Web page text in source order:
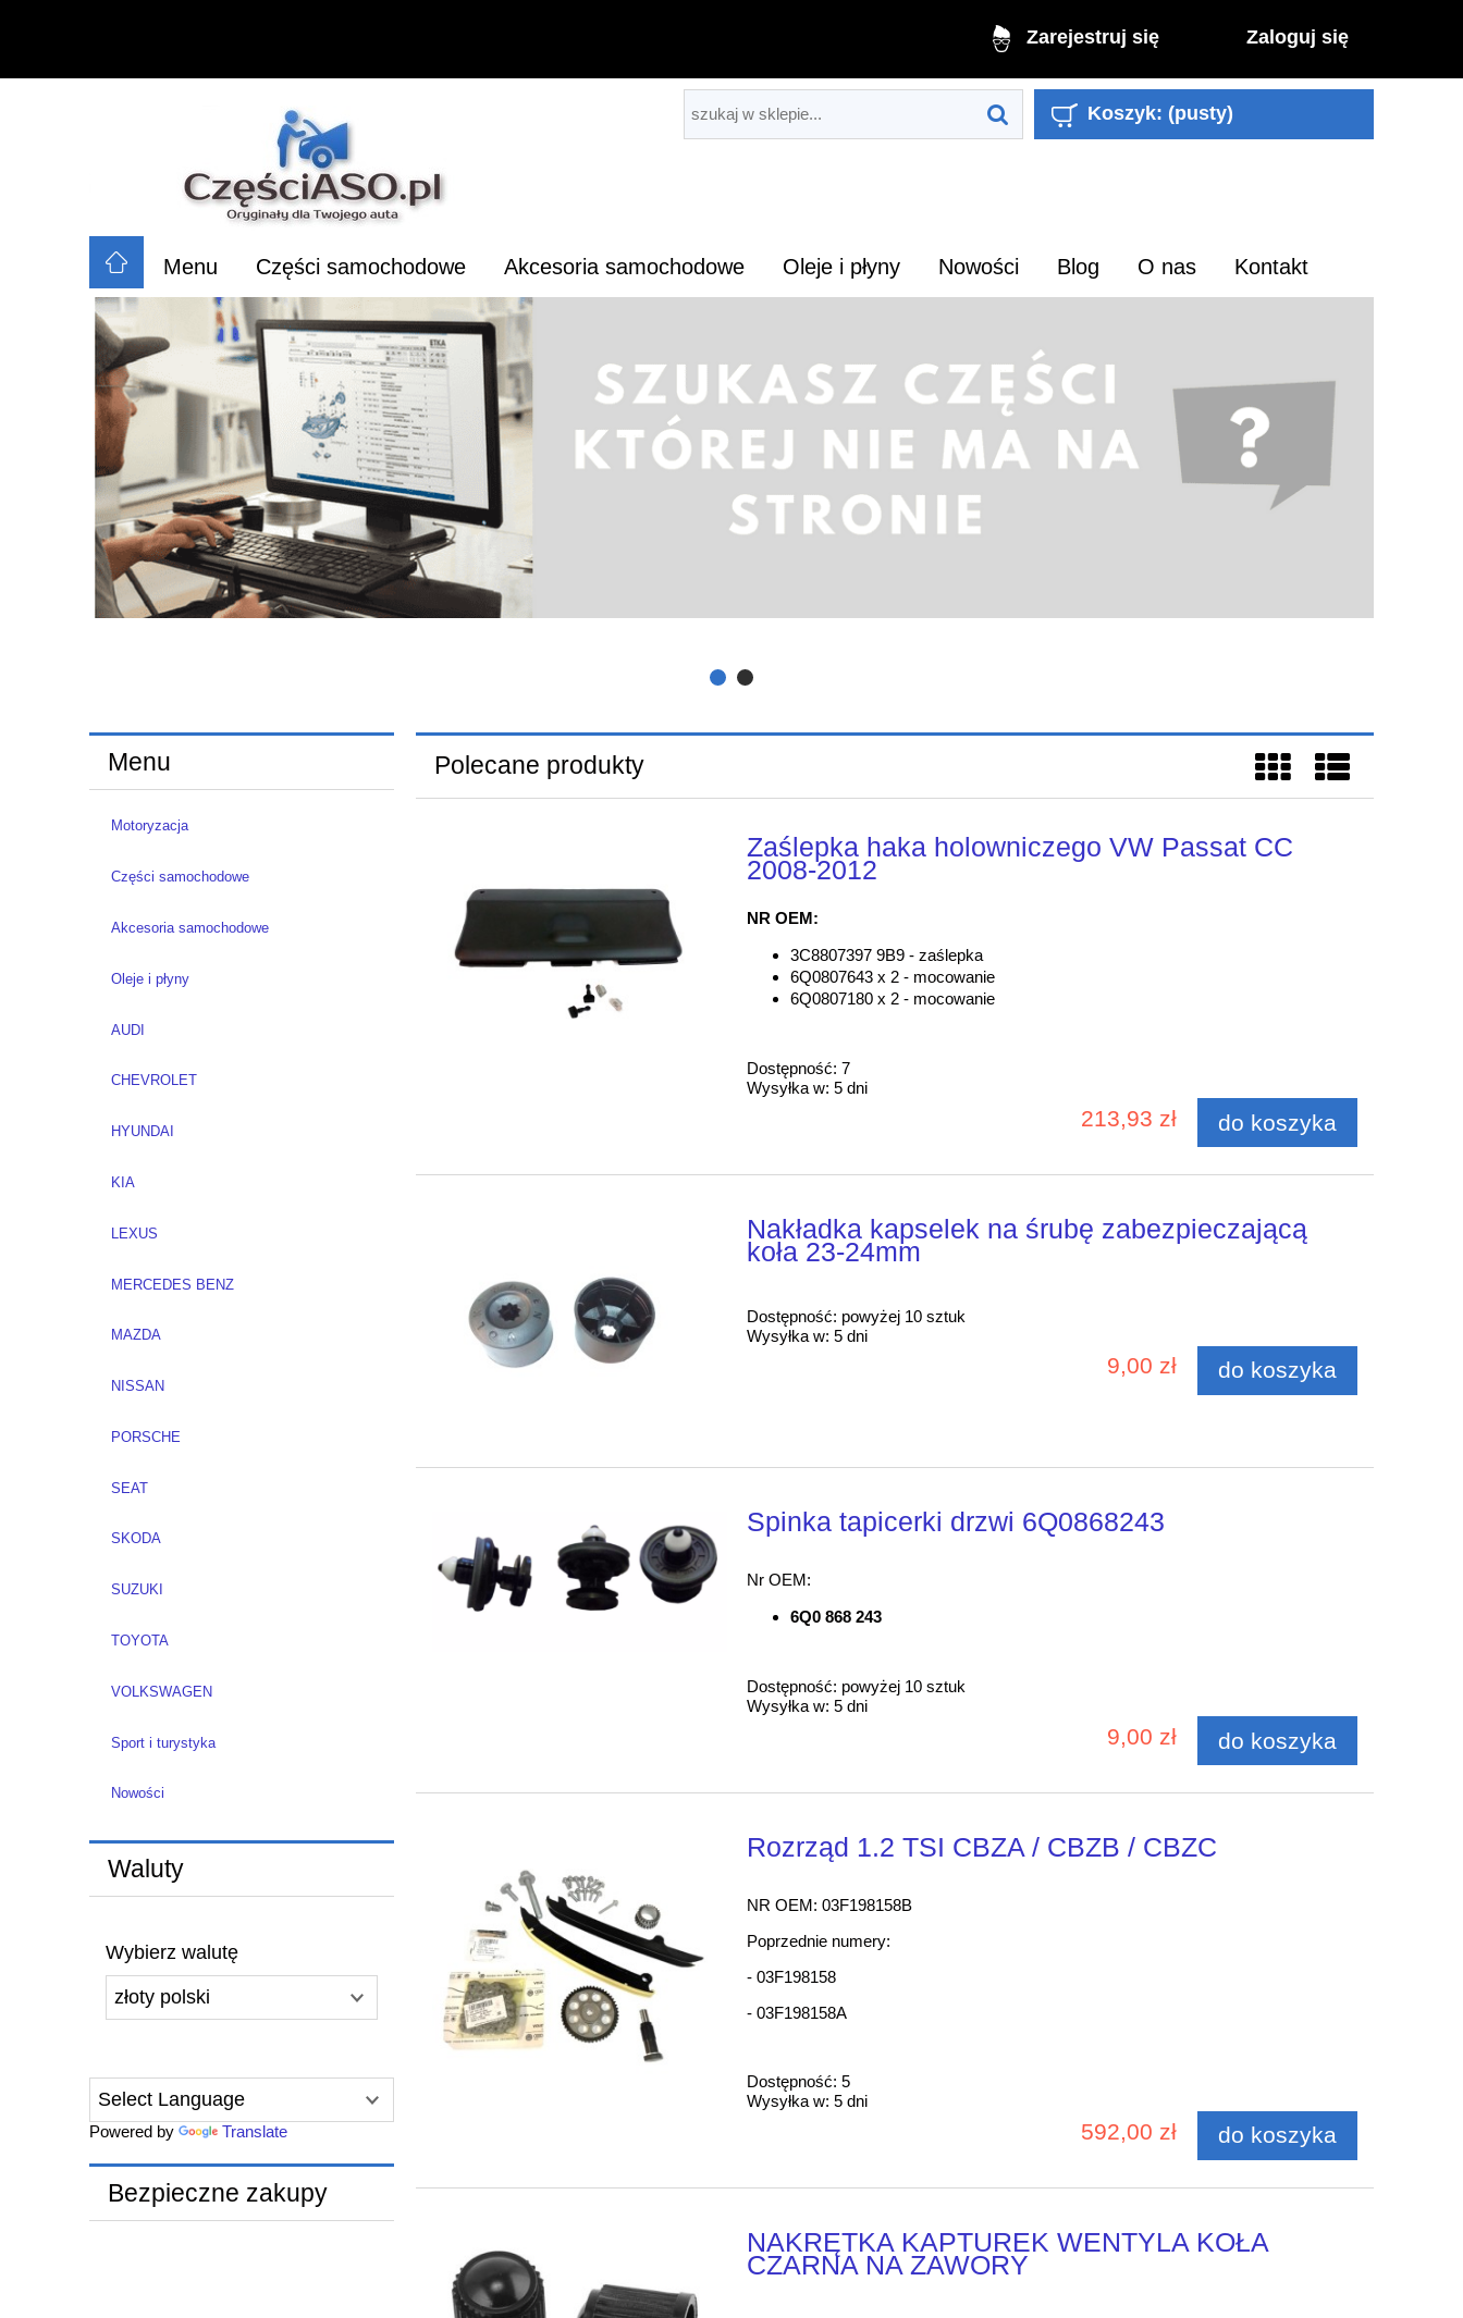
Zarejestruj się Zaloguj się
Koszyk: (pusty)
Menu Części samochodowe Akcesoria samochodowe Oleje i płyny Nowości Blog O nas Kontakt
Menu
Motoryzacja
Części samochodowe
Akcesoria samochodowe
Oleje i płyny
AUDI
CHEVROLET
HYUNDAI
KIA
LEXUS
MERCEDES BENZ
MAZDA
NISSAN
PORSCHE
SEAT
SKODA
SUZUKI
TOYOTA
VOLKSWAGEN
Sport i turystyka
Nowości
Waluty
Wybierz walutę
Powered by Translate
Bezpieczne zakupy
Polecane produkty
Zaślepka haka holowniczego VW Passat CC
2008-2012
NR OEM:
3C8807397 9B9 - zaślepka
6Q0807643 x 2 - mocowanie
6Q0807180 x 2 - mocowanie
Dostępność: 7
Wysyłka w: 5 dni
213,93 zł do koszyka
Nakładka kapselek na śrubę zabezpieczającą
koła 23-24mm
Dostępność: powyżej 10 sztuk
Wysyłka w: 5 dni
9,00 zł do koszyka
Spinka tapicerki drzwi 6Q0868243
Nr OEM:
6Q0 868 243
Dostępność: powyżej 10 sztuk
Wysyłka w: 5 dni
9,00 zł do koszyka
Rozrząd 1.2 TSI CBZA / CBZB / CBZC
NR OEM: 03F198158B
Poprzednie numery:
- 03F198158
- 03F198158A
Dostępność: 5
Wysyłka w: 5 dni
592,00 zł do koszyka
NAKRĘTKA KAPTUREK WENTYLA KOŁA
CZARNA NA ZAWORY